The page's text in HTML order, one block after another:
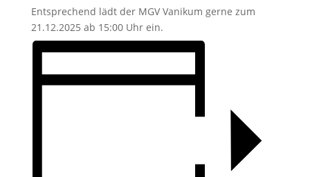
Entsprechend lädt der MGV Vanikum gerne zum
21.12.2025 ab 15:00 Uhr ein.